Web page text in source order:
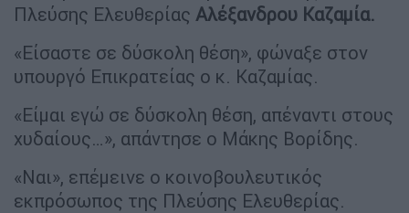
Πλεύσης Ελευθερίας Αλέξανδρου Καζαμία.
«Είσαστε σε δύσκολη θέση», φώναξε στον
υπουργό Επικρατείας ο κ. Καζαμίας.
«Είμαι εγώ σε δύσκολη θέση, απέναντι στους
χυδαίους…», απάντησε ο Μάκης Βορίδης.
«Ναι», επέμεινε ο κοινοβουλευτικός
εκπρόσωπος της Πλεύσης Ελευθερίας.